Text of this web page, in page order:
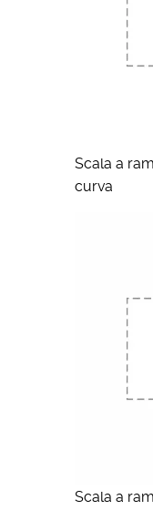
Scala a
curva
Scala a